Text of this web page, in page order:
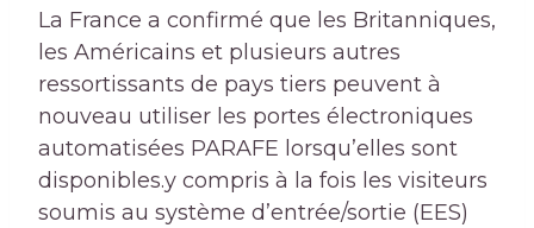
La France a confirmé que les Britanniques,
les Américains et plusieurs autres
ressortissants de pays tiers peuvent à
nouveau utiliser les portes électroniques
automatisées PARAFE lorsqu’elles sont
disponibles.y compris à la fois les visiteurs
soumis au système d’entrée/sortie (EES)